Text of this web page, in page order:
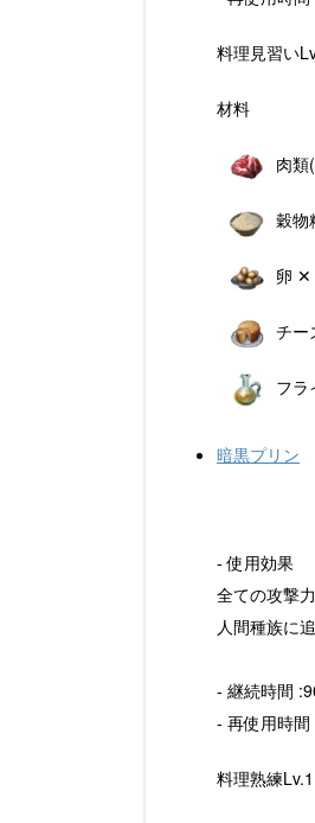
料理見習い
材料
肉
穀
卵 ✕
チ
フ
暗黒プリン
- 使用効果
全ての攻撃
人間種族に
- 継続時間
- 再使用時
料理熟練